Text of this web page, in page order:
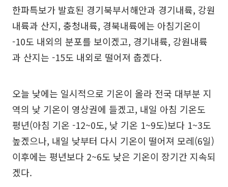
한파특보가 발효된 경기북부서해안과 경기내륙, 강원
내륙과 산지, 충청내륙, 경북내륙에는 아침기온이
-10도 내외의 분포를 보이겠고, 경기내륙, 강원내륙
과 산지는 -15도 내외로 떨어져 춥겠다.
오늘 낮에는 일시적으로 기온이 올라 전국 대부분 지
역의 낮 기온이 영상권에 들겠고, 내일 아침 기온도
평년(아침 기온 -12~0도, 낮 기온 1~9도)보다 1~3도
높겠으나, 내일 낮부터 다시 기온이 떨어져 모레(6일)
이후에는 평년보다 2~6도 낮은 기온이 장기간 지속되
겠다.